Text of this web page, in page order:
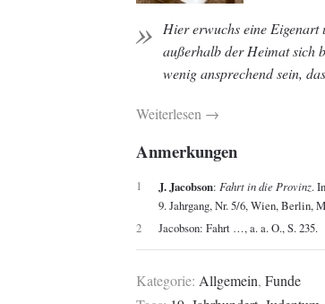
Hier erwuchs eine Eigenart
außerhalb der Heimat sich
wenig ansprechend sein,
Weiterlesen →
Anmerkungen
1 J. Jacobson:Fahrt in die Provinz.
9. Jahrgang, Nr. 5/6, Wien, Berlin,
2
Jacobson: Fahrt …, a. a. O., S. 235.
Kategorie: Allgemein, Funde